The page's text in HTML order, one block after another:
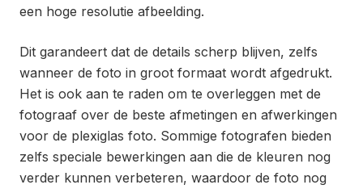
een hoge resolutie afbeelding.
Dit garandeert dat de details scherp blijven, zelfs
wanneer de foto in groot formaat wordt afgedrukt.
Het is ook aan te raden om te overleggen met de
fotograaf over de beste afmetingen en afwerkingen
voor de plexiglas foto. Sommige fotografen bieden
zelfs speciale bewerkingen aan die de kleuren nog
verder kunnen verbeteren, waardoor de foto nog